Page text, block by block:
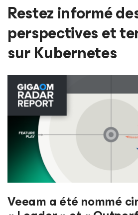
Restez informé
perspectives et
sur Kubernetes
Veeam a été nommé